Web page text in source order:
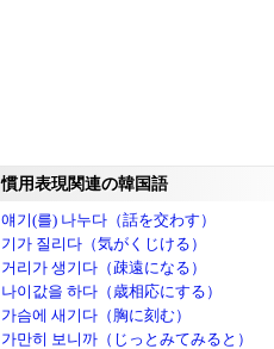
慣用表現関連の韓国語
얘기(를) 나누다（話を交わす）
기가 질리다（気がくじける）
거리가 생기다（疎遠になる）
나이값을 하다（歳相応にする）
가슴에 새기다（胸に刻む）
가만히 보니까（じっとみてみると）